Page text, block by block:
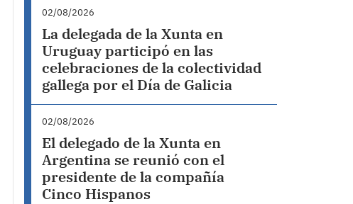
02/08/2026
La delegada de la Xunta en
Uruguay participó en las
celebraciones de la colectividad
gallega por el Día de Galicia
02/08/2026
El delegado de la Xunta en
Argentina se reunió con el
presidente de la compañía
Cinco Hispanos